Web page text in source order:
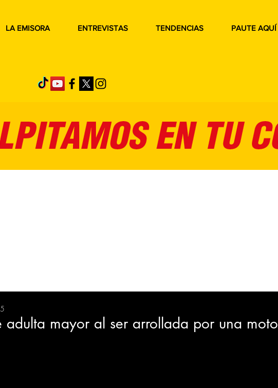
LA EMISORA ENTREVISTAS TENDENCIAS PAUTE AQUÍ
EVENTOS
adulta mayor al ser arrollada por una